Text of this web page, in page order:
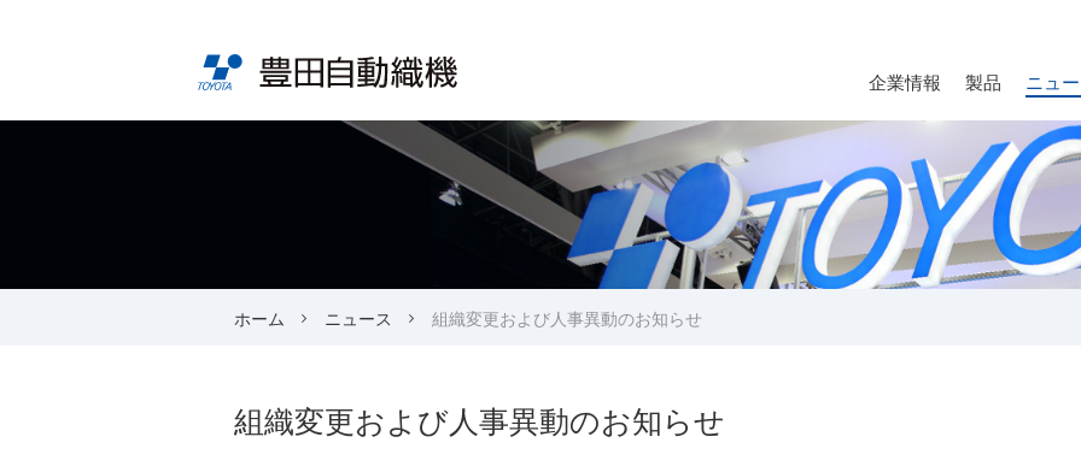
企業情報 製品 ニュ
ホーム ニュース 組織変更および人事異動のお知らせ
組織変更および人事異動のお知らせ